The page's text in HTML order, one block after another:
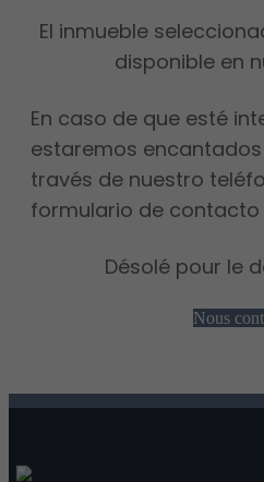
El inmueble
disponible en
En caso de que esté
estaremos
través de nuestro
formulario de
Désolé pour le
Nous